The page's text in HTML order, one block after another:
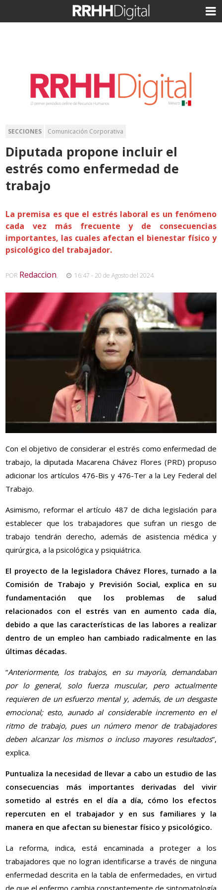
SECCIONES Comunicación Corporativa
Diputada propone incluir el
estrés como enfermedad de
trabajo
La premisa es que el estrés laboral es un fenómeno
cada vez más frecuente y de consecuencias
importantes, las cuales afectan el bienestar físico y
psicológico del trabajador.
POR Redaccion, 16:47 - 20 de Agosto del 2024
Con el objetivo de considerar el estrés como enfermedad de
trabajo, la diputada Macarena Chávez Flores (PRD) propuso
adicionar los artículos 476-Bis y 476-Ter a la Ley Federal del
Trabajo.
Asimismo, reformar el artículo 487 de dicha legislación para
establecer que los trabajadores que sufran un riesgo de
trabajo tendrán derecho, además de asistencia médica y
quirúrgica, a la psicológica y psiquiátrica.
El proyecto de la legisladora Chávez Flores, turnado a la
Comisión de Trabajo y Previsión Social, explica en su
fundamentación que los problemas de salud
relacionados con el estrés van en aumento cada día,
debido a que las características de las labores a realizar
dentro de un empleo han cambiado radicalmente en las
últimas décadas.
“Anteriormente, los trabajos, en su mayoría, demandaban
por lo general, solo fuerza muscular, pero actualmente
requieren de un esfuerzo mental y, además, de un desgaste
emocional; esto, aunado al considerable incremento en el
ritmo de trabajo, pues un número menor de trabajadores
deben alcanzar los mismos o incluso mayores resultados”,
explica.
Puntualiza la necesidad de llevar a cabo un estudio de las
consecuencias más importantes derivadas del vivir
sometido al estrés en el día a día, cómo los efectos
repercuten en el trabajador y en sus familiares y la
manera en que afectan su bienestar físico y psicológico.
La reforma, indica, está encaminada a proteger a los
trabajadores que no logran identificarse a través de ninguna
enfermedad descrita en la tabla de enfermedades, en virtud
de que el enfermo cambia constantemente de sintomatología